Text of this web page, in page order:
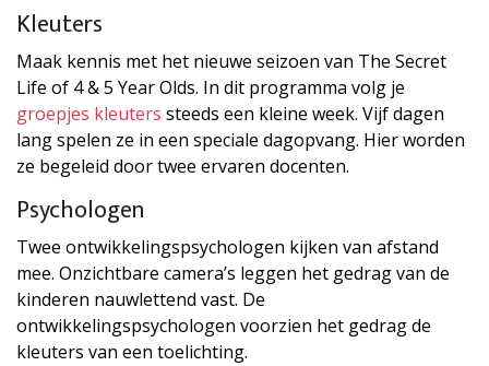
Kleuters
Maak kennis met het nieuwe seizoen van The Secret
Life of 4 & 5 Year Olds. In dit programma volg je
groepjes kleuters steeds een kleine week. Vijf dagen
lang spelen ze in een speciale dagopvang. Hier worden
ze begeleid door twee ervaren docenten.
Psychologen
Twee ontwikkelingspsychologen kijken van afstand
mee. Onzichtbare camera’s leggen het gedrag van de
kinderen nauwlettend vast. De
ontwikkelingspsychologen voorzien het gedrag de
kleuters van een toelichting.